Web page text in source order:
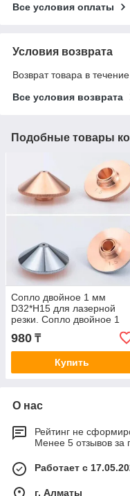
Все условия оплаты
Условия возврата
Возврат товара в
Все условия возврата
Подобные товары
Сопло двойное 1 мм
D32*H15 для лазерной
резки. Сопло двойное 1
мм для лазерных станков
980 ₸
Купить
О нас
Рейтинг не
Менее 5 отзывов за
Работает с
г. Алматы